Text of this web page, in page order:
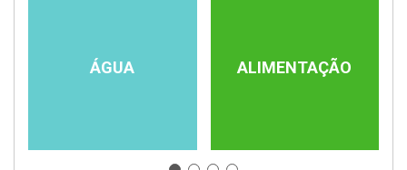
ÁGUA ALIMENTAÇÃO